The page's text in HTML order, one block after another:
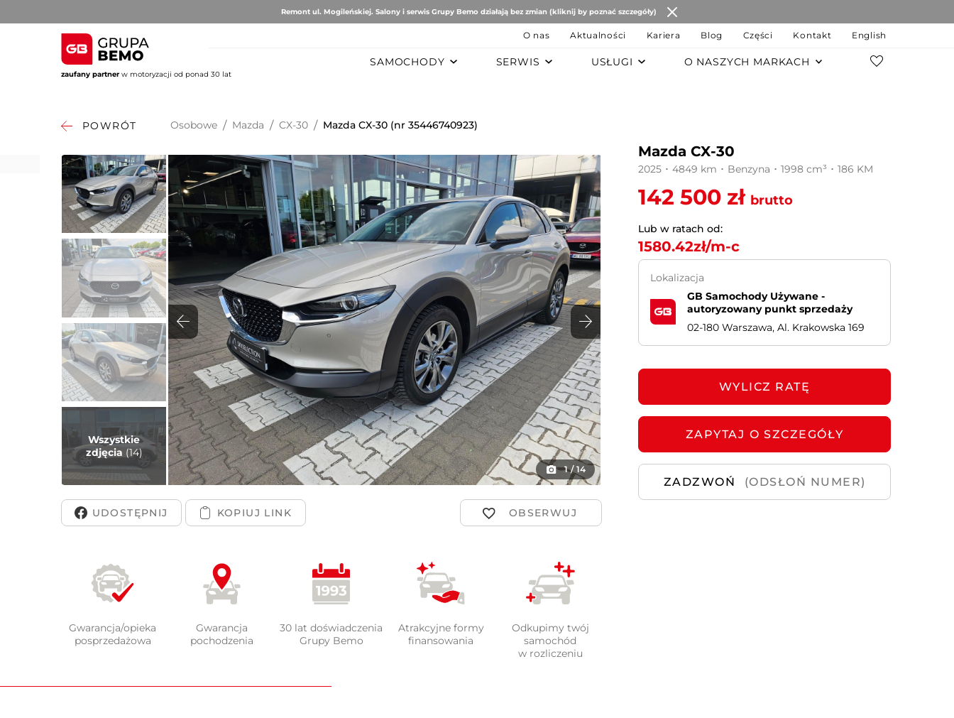
Remont ul. Mogileńskiej. Salony i serwis Grupy Bemo działają bez zmian (kliknij by poznać szczegóły)
zaufany partner w motoryzacji od ponad 30 lat
O nas Aktualności Kariera Blog Części Kontakt English
SAMOCHODY SERWIS USŁUGI O NASZYCH MARKACH
AUTO BRUNO
Volvo Alfa Romeo
DS Automobiles
Fiat
Citroën
Hyundai
Jeep
Opel
Peugeot
Mercedes-Benz
Mazda JAC Motors
OMODA
LEVC
POWRÓT Osobowe / Mazda / CX-30 / Mazda CX-30 (nr 35446740923)
Wszystkie
zdjęcia (14)
1 / 14
UDOSTĘPNIJ
Gwarancja/opieka
posprzedażowa
Gwarancja
pochodzenia
30 lat doświadczenia
Grupy Bemo
Atrakcyjne formy
finansowania
Odkupimy twój
samochód
w rozliczeniu
Mazda CX-30
2025 ･ 4849 km ･ Benzyna ･ 1998 cm³ ･ 186 KM
142 500 zł brutto
Lub w ratach od:
1580.42zł/m-c
Lokalizacja
GB Samochody Używane -
autoryzowany punkt sprzedaży
02-180 Warszawa, Al. Krakowska 169
WYLICZ RATĘ
ZAPYTAJ O SZCZEGÓŁY
ZADZWOŃ (ODSŁOŃ NUMER)